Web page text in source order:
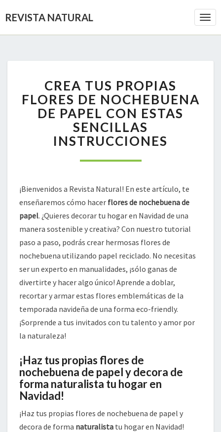
REVISTA NATURAL
TUS
PROPIAS
FLORES
DE
NOCHEBUENA
DE
CON
INSTRUCCIONES
CREA TUS PROPIAS
FLORES DE NOCHEBUENA
DE PAPEL CON ESTAS
SENCILLAS
INSTRUCCIONES
¡Bienvenidos a Revista Natural! En este artículo, te
enseñaremos cómo hacer flores de nochebuena de
papel. ¿Quieres decorar tu hogar en Navidad de una
manera sostenible y creativa? Con nuestro tutorial
paso a paso, podrás crear hermosas flores de
nochebuena utilizando papel reciclado. No necesitas
ser un experto en manualidades, ¡sólo ganas de
divertirte y hacer algo único! Aprende a doblar,
recortar y armar estas flores emblemáticas de la
temporada navideña de una forma eco-friendly.
¡Sorprende a tus invitados con tu talento y amor por
la naturaleza!
¡Haz tus propias flores de
nochebuena de papel y decora de
forma naturalista tu hogar en
Navidad!
¡Haz tus propias flores de nochebuena de papel y
decora de forma naturalista tu hogar en Navidad!